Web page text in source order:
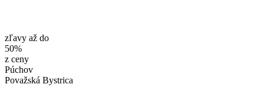
zľavy až do
50%
z ceny
Púchov
Považská Bystrica